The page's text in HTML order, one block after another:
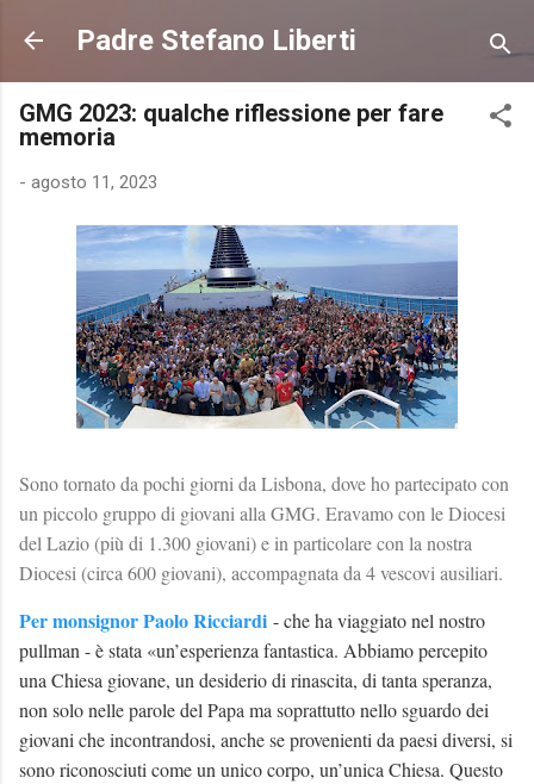
Passa ai contenuti principali
Padre Stefano Liberti
GMG 2023: qualche riflessione per fare
memoria
- agosto 11, 2023
Sono tornato da pochi giorni da Lisbona, dove ho partecipato con
un piccolo gruppo di giovani alla GMG. Eravamo con le Diocesi
del Lazio (più di 1.300 giovani) e in particolare con la nostra
Diocesi (circa 600 giovani), accompagnata da 4 vescovi ausiliari.
Per monsignor Paolo Ricciardi - che ha viaggiato nel nostro
pullman - è stata «un’esperienza fantastica. Abbiamo percepito
una Chiesa giovane, un desiderio di rinascita, di tanta speranza,
non solo nelle parole del Papa ma soprattutto nello sguardo dei
giovani che incontrandosi, anche se provenienti da paesi diversi, si
sono riconosciuti come un unico corpo, un’unica Chiesa. Questo